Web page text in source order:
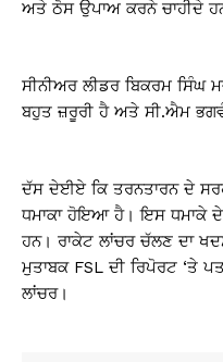
ਅਤੇ ਠੋਸ ਉਪਾਅ ਕਰਨੇ ਚਾਹੀਦੇ
ਸੀਨੀਅਰ ਲੀਡਰ ਬਿਕਰਮ ਸਿੰਘ
ਬਹੁਤ ਜ਼ਰੂਰੀ ਹੈ ਅਤੇ ਸੀ.ਐਮ
ਦੱਸ ਦੇਈਏ ਕਿ ਤਰਨਤਾਰਨ ਦੇ
ਧਮਾਕਾ ਹੋਇਆ ਹੈ। ਇਸ ਧਮਾਕੇ
ਹਨ। ਰਾਕੇਟ ਲਾਂਚਰ ਚੱਲਣ ਦਾ
ਮੁਤਾਬਕ FSL ਦੀ ਰਿਪੋਰਟ ‘ਤੇ
ਲਾਂਚਰ।